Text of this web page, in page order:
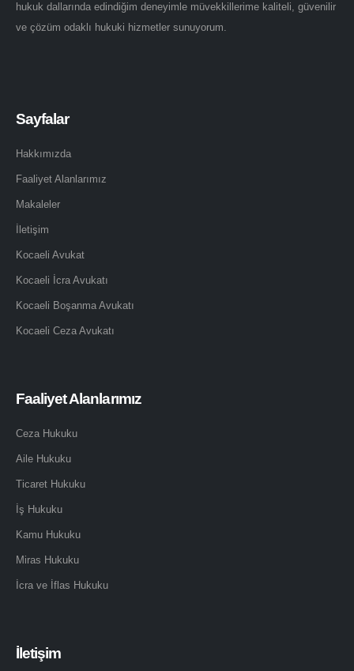
hukuk dallarında edindiğim deneyimle müvekkillerime kaliteli, güvenilir
ve çözüm odaklı hukuki hizmetler sunuyorum.
Sayfalar
Hakkımızda
Faaliyet Alanlarımız
Makaleler
İletişim
Kocaeli Avukat
Kocaeli İcra Avukatı
Kocaeli Boşanma Avukatı
Kocaeli Ceza Avukatı
Faaliyet Alanlarımız
Ceza Hukuku
Aile Hukuku
Ticaret Hukuku
İş Hukuku
Kamu Hukuku
Miras Hukuku
İcra ve İflas Hukuku
İletişim